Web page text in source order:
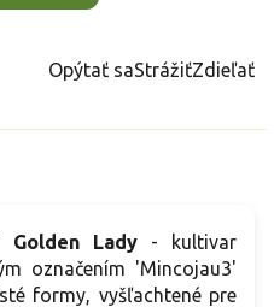
Opýtať saStrážiťZdieľať
Golden Lady - kultivar
označením 'Mincojau3'
formy, vyšľachtené pre